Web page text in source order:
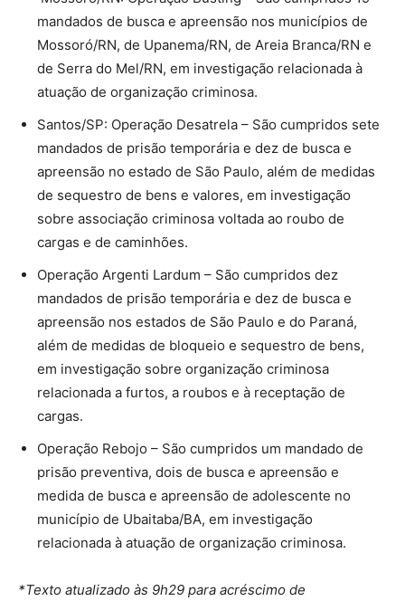
mandados de busca e apreensão nos municípios de
Mossoró/RN, de Upanema/RN, de Areia Branca/RN e
de Serra do Mel/RN, em investigação relacionada à
atuação de organização criminosa.
Santos/SP: Operação Desatrela – São cumpridos sete
mandados de prisão temporária e dez de busca e
apreensão no estado de São Paulo, além de medidas
de sequestro de bens e valores, em investigação
sobre associação criminosa voltada ao roubo de
cargas e de caminhões.
Operação Argenti Lardum – São cumpridos dez
mandados de prisão temporária e dez de busca e
apreensão nos estados de São Paulo e do Paraná,
além de medidas de bloqueio e sequestro de bens,
em investigação sobre organização criminosa
relacionada a furtos, a roubos e à receptação de
cargas.
Operação Rebojo – São cumpridos um mandado de
prisão preventiva, dois de busca e apreensão e
medida de busca e apreensão de adolescente no
município de Ubaitaba/BA, em investigação
relacionada à atuação de organização criminosa.
*Texto atualizado às 9h29 para acréscimo de